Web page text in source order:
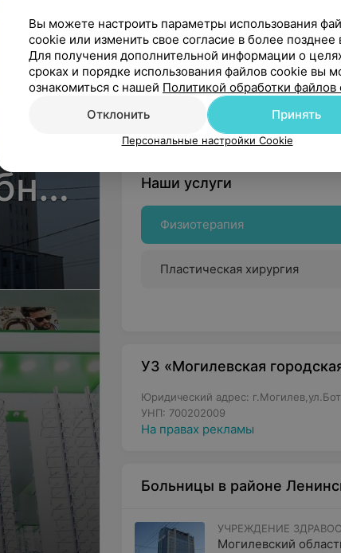
Вы владелец?
Нашли ошибку?
Наши услуги
Физиотерапия
Пластическая хирургия
УЗ «Могилевская
Юридический адрес:
УНП: 700202009
На правах рекламы
Больницы в районе
УЧРЕЖДЕНИЕ
Могилевский
Вы можете настроить параметры использования
cookie или изменить свое согласие в более позднее
Для получения дополнительной информации о
сроках и порядке использования файлов cookie вы
ознакомиться с нашей Политикой обработки файлов
Отклонить
Принять
Персональные настройки Cookie